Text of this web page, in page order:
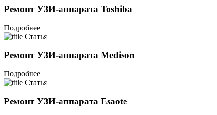
Ремонт УЗИ-аппарата Toshiba
Подробнее
Статья
Ремонт УЗИ-аппарата Medison
Подробнее
Статья
Ремонт УЗИ-аппарата Esaote